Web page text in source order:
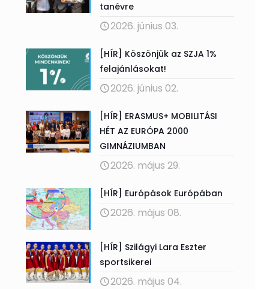
tanévre
2026. június 03.
[HÍR] Köszönjük az SZJA 1%
felajánlásokat!
2026. június 02.
[HÍR] ERASMUS+ MOBILITÁSI
HÉT AZ EURÓPA 2000
GIMNÁZIUMBAN
2026. május 29.
[HÍR] Európások Európában
2026. május 08.
[HÍR] Szilágyi Lara Eszter
sportsikerei
2026. május 04.